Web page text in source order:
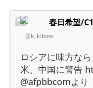
春日希望/
@k_kibow
ロシアに味方な
米、中国に警告
@afpbbcomより